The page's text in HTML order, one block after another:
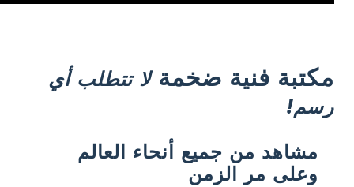
مكتبة فنية ضخمةلا تتطلب أي
رسم!
مشاهد من جميع أنحاء العالم
وعلى مر الزمن